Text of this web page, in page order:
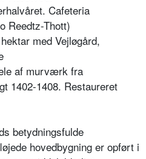
Cafeteria
Reedtz-Thott)
med Vejløgård,
af murværk fra
1402-1408. Restaureret
betydningsfulde
hovedbygning er opført i